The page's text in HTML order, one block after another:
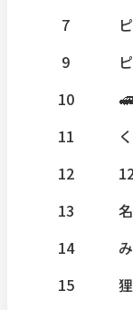
7
9
10
🚅
11
12
13
14
15
狸